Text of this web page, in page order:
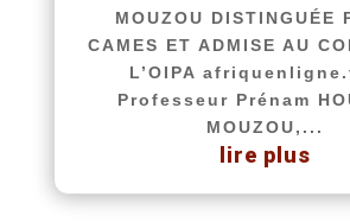
MOUZOU DISTINGUÉE
CAMES ET ADMISE AU
L’OIPA
Professeur Prénam
MOUZOU,...
lire plus